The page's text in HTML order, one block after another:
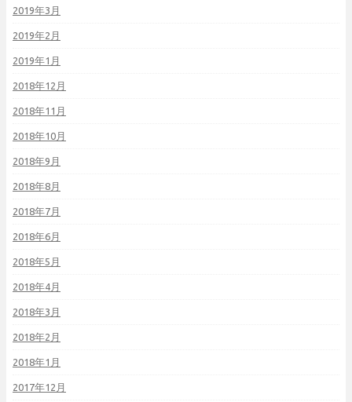
2019年3月
2019年2月
2019年1月
2018年12月
2018年11月
2018年10月
2018年9月
2018年8月
2018年7月
2018年6月
2018年5月
2018年4月
2018年3月
2018年2月
2018年1月
2017年12月